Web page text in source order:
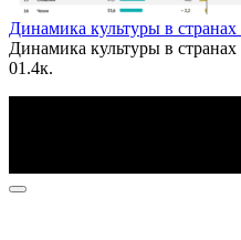
Динамика культуры в
Динамика культуры в
01.4к.